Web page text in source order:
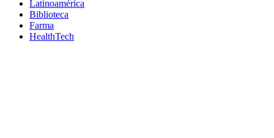
Latinoamérica
Biblioteca
Farma
HealthTech